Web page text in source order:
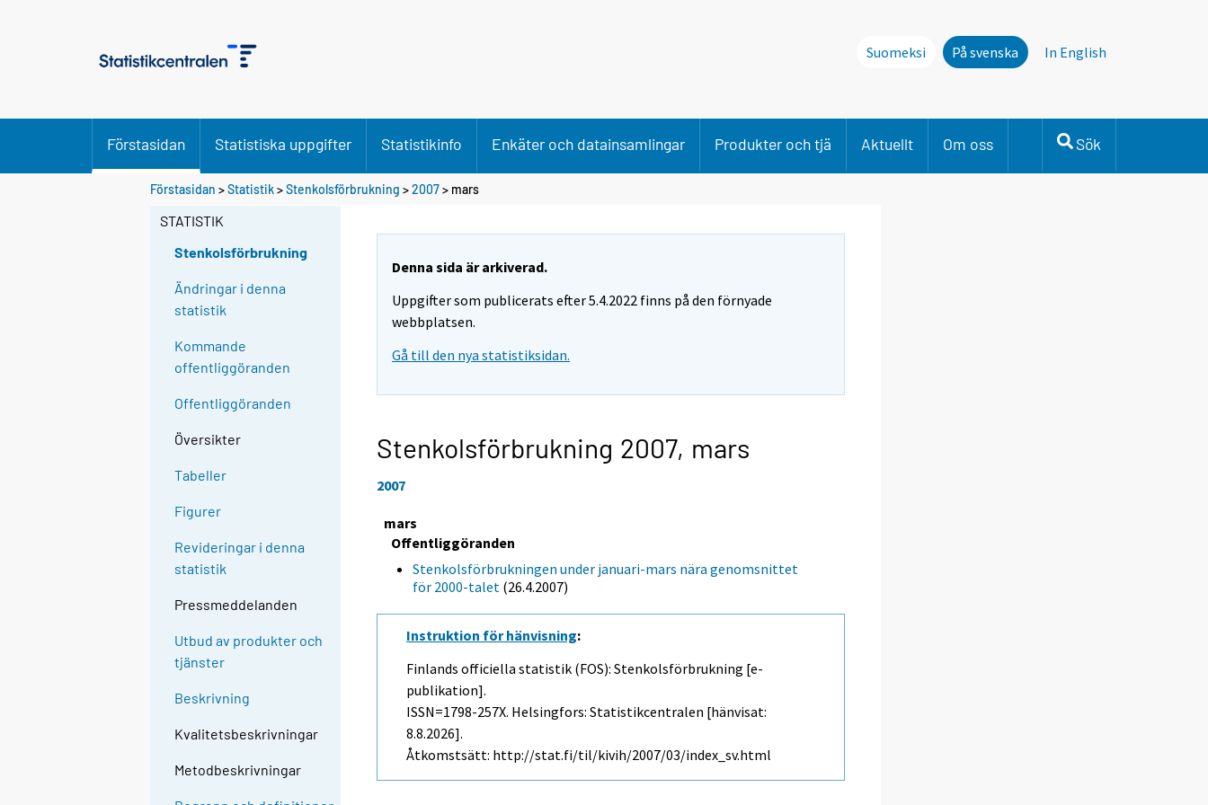
Suomeksi På svenska In English
Förstasidan Statistiska uppgifter Statistikinfo Enkäter och datainsamlingar Produkter och tjä Aktuellt Om oss Sök
Förstasidan >Statistik>Stenkolsförbrukning >2007> mars
STATISTIK
Stenkolsförbrukning
Ändringar i denna
statistik
Kommande
offentliggöranden
Offentliggöranden
Översikter
Tabeller
Figurer
Revideringar i denna
statistik
Pressmeddelanden
Utbud av produkter och
tjänster
Beskrivning
Kvalitetsbeskrivningar
Metodbeskrivningar
Denna sida är arkiverad.
Uppgifter som publicerats efter 5.4.2022 finns på den förnyade
webbplatsen.
Gå till den nya statistiksidan.
Stenkolsförbrukning 2007, mars
2007
mars
Offentliggöranden
Stenkolsförbrukningen under januari-mars nära genomsnittet
för 2000-talet (26.4.2007)
Instruktion för hänvisning:
Finlands officiella statistik (FOS): Stenkolsförbrukning [e-
publikation].
ISSN=1798-257X. Helsingfors: Statistikcentralen [hänvisat:
8.8.2026].
Åtkomstsätt: http://stat.fi/til/kivih/2007/03/index_sv.html